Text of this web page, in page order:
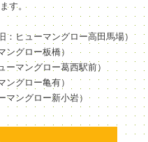
す。
：ヒューマングロー高田馬場）
ングロー板橋）
ーマングロー葛西駅前）
ングロー亀有）
マングロー新小岩）